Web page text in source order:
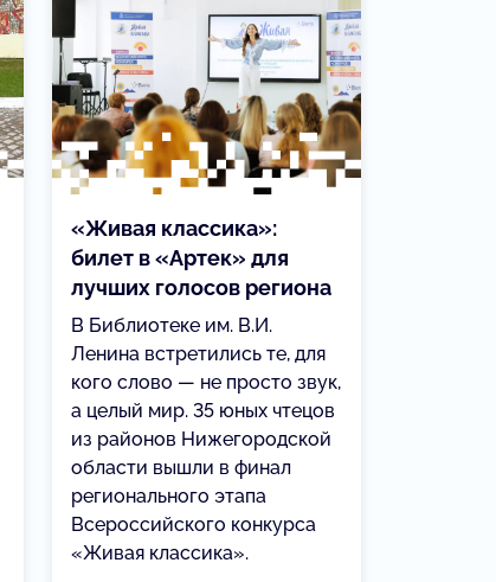
«Живая классика»:
билет в «Артек» для
лучших голосов региона
В Библиотеке им. В.И.
Ленина встретились те, для
кого слово — не просто звук,
а целый мир. 35 юных чтецов
из районов Нижегородской
области вышли в финал
регионального этапа
Всероссийского конкурса
«Живая классика».